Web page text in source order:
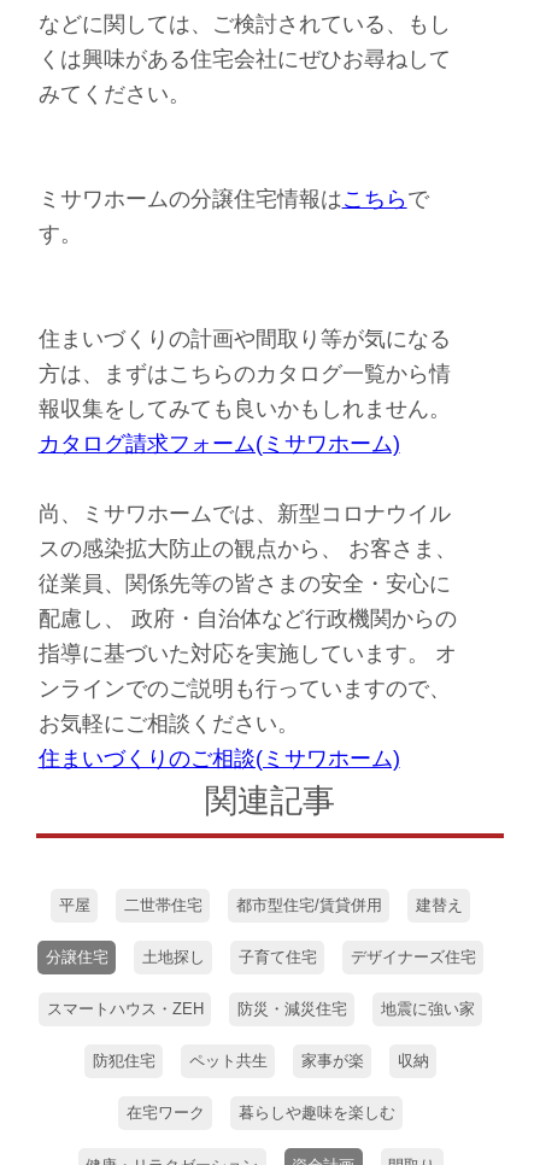
などに関しては、ご検討されている、もし
くは興味がある住宅会社にぜひお尋ねして
みてください。
ミサワホームの分譲住宅情報はこちらで
す。
住まいづくりの計画や間取り等が気になる
方は、まずはこちらのカタログ一覧から情
報収集をしてみても良いかもしれません。
カタログ請求フォーム(ミサワホーム)
尚、ミサワホームでは、新型コロナウイル
スの感染拡大防止の観点から、 お客さま、
従業員、関係先等の皆さまの安全・安心に
配慮し、 政府・自治体など行政機関からの
指導に基づいた対応を実施しています。 オ
ンラインでのご説明も行っていますので、
お気軽にご相談ください。
住まいづくりのご相談(ミサワホーム)
関連記事
平屋 二世帯住宅 都市型住宅/賃貸併用 建替え
分譲住宅 土地探し 子育て住宅 デザイナーズ住宅
スマートハウス・ZEH 防災・減災住宅 地震に強い家
防犯住宅 ペット共生 家事が楽 収納
在宅ワーク 暮らしや趣味を楽しむ